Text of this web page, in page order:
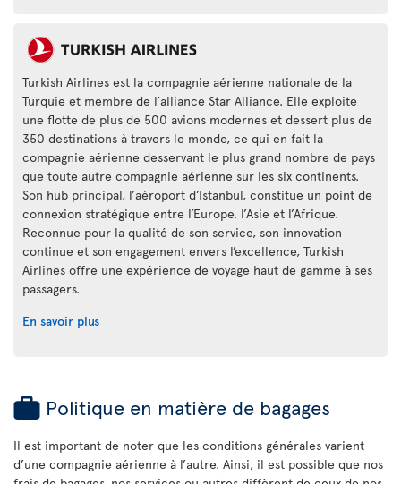
Turkish Airlines est la compagnie aérienne nationale de la
Turquie et membre de l’alliance Star Alliance. Elle exploite
une flotte de plus de 500 avions modernes et dessert plus de
350 destinations à travers le monde, ce qui en fait la
compagnie aérienne desservant le plus grand nombre de pays
que toute autre compagnie aérienne sur les six continents.
Son hub principal, l’aéroport d’Istanbul, constitue un point de
connexion stratégique entre l’Europe, l’Asie et l’Afrique.
Reconnue pour la qualité de son service, son innovation
continue et son engagement envers l’excellence, Turkish
Airlines offre une expérience de voyage haut de gamme à ses
passagers.
En savoir plus
Politique en matière de bagages
Il est important de noter que les conditions générales varient
d’une compagnie aérienne à l’autre. Ainsi, il est possible que nos